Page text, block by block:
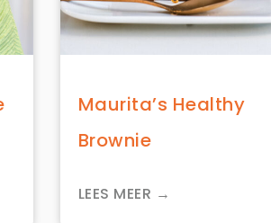
Maurita’s Healthy
Brownie
LEES MEER →